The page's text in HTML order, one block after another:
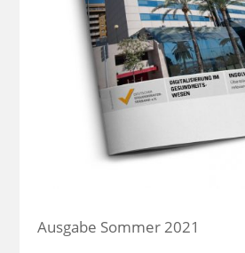
Ausgabe Sommer 2021